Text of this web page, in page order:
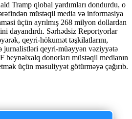
Tramp qlobal yardımları dondurdu, o
müstəqil media və informasiya
üçün ayrılmış 268 milyon dollardan
dayandırdı. Sərhədsiz Reportyorlar
qeyri-hökumət təşkilatlarını,
jurnalistləri qeyri-müəyyən vəziyyətə
beynəlxalq donorları müstəqil medianın
üçün məsuliyyət götürməyə çağırıb.